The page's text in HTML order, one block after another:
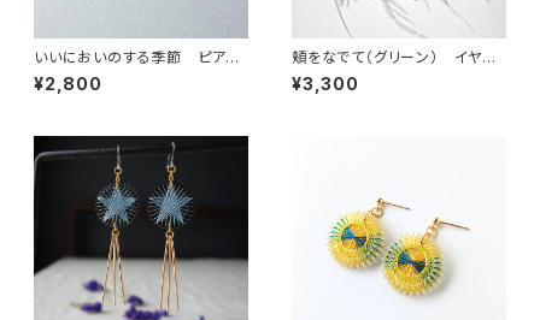
いいにおいのする季節 ピアス
/ ノンホールピアス / イヤリング
¥2,800
頬をなでて（グリーン） イヤリ
ング / ピアス / ノンホールピア
ス
¥3,300